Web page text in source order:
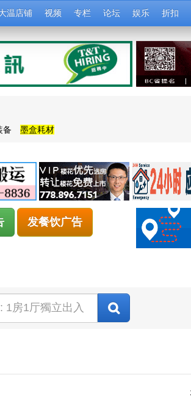
温店铺 视频 专栏 论坛 娱乐 折扣
备 墨盒耗材
发餐饮广告